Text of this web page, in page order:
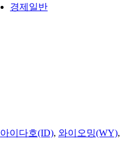
경제일반
아이다호(ID), 와이오밍(WY),